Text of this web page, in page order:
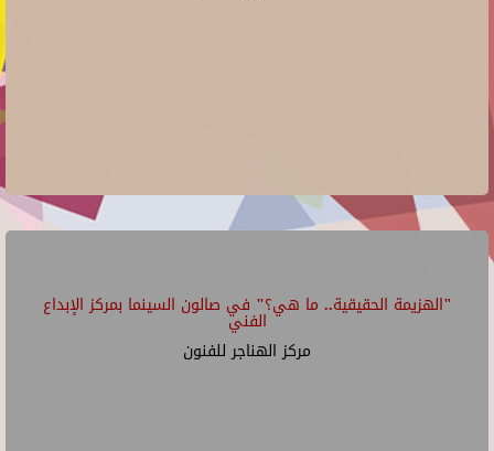
"الهزيمة الحقيقية.. ما هي؟" في صالون السينما بمركز الإبداع
الفني
مركز الهناجر للفنون